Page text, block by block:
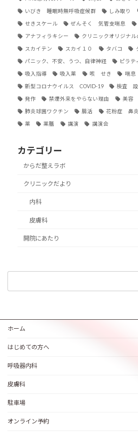
いびき 睡眠時無呼吸症候群 しみ取り
せきスケール ぜんそく 気管支喘息
アナフィラキシー クリニックオリジナル
スカイテン スカイ１０ タバコ
パニック、不安、うつ、自律神経 ピラテ
吸入指導 吸入薬 咳 せき 喘息
新型コロナウイルス COVID-19 検査
発作 禁煙外来をやらない理由 美容
肺炎球菌ワクチン 腸活 花粉症 鼻炎
薬 薬膳 講演 講演会
カテゴリー
からだ整えラボ
クリニックだより
内科
皮膚科
開院にあたり
ホーム
はじめての方へ
呼吸器内科
皮膚科
駐車場
オンライン予約